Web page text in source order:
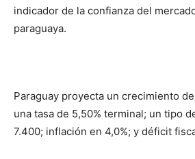
indicador de la confianza del
paraguaya.
Paraguay proyecta un crecimiento
una tasa de 5,50% terminal; un tipo
7.400; inflación en 4,0%; y déficit